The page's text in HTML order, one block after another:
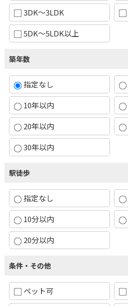
3DK～3LDK
5DK～5LDK以上
築年数
指定なし
10年以内
20年以内
30年以内
駅徒歩
指定なし
10分以内
20分以内
条件・その他
ペット可